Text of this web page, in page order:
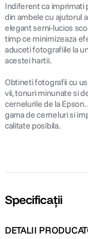
Indiferent ca imprimati
din ambele cu ajutorul
elegant semi-lucios
timp ce minimizeaza
aduceti fotografiile la
acestei hartii.
Obtineti fotografii cu
vii, tonuri minunate si
cernelurile de la
gama de cerneluri si
calitate posibila.
Specificații
DETALII